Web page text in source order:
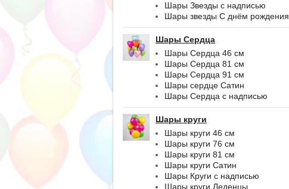
Шары Звезды с надписью
Шары звезды С днём рождения
Шары Сердца
Шары Сердца 46 см
Шары Сердца 81 см
Шары Сердца 91 см
Шары сердце Сатин
Шары Сердца с надписью
Шары круги
Шары круги 46 см
Шары круги 76 см
Шары круги 81 см
Шары круги Сатин
Шары Круги с надписью
Шары круги Леденцы